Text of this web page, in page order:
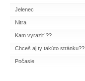
Jelenec
Nitra
Kam vyraziť ??
Chceš aj ty takúto stránku??
Počasie